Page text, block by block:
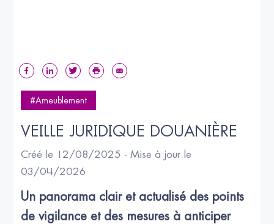
#Ameublement
VEILLE JURIDIQUE DOUANIÈRE
Créé le 12/08/2025 - Mise à jour le
03/04/2026
Un panorama clair et actualisé des points
de vigilance et des mesures à anticiper